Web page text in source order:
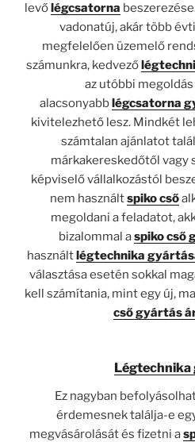
levőlégcsatorna
vadonatúj, akár több
megfelelően üzemelő
számunkra, kedvező
az utóbbi
alacsonyabblégcsatorna
kivitelezhető lesz. Mindkét
számtalan ajánlatot
márkakereskedőtől vagy
képviselő vállalkozástól
nem használtspiko cső
megoldani a feladatot,
bizalommal aspiko cső
használtlégtechnika
választása esetén sokkal
kell számítania, mint egy új,
cső gyártás
Légtechnika
Ez nagyban
érdemesnek találja-e
megvásárolását és fizetni a